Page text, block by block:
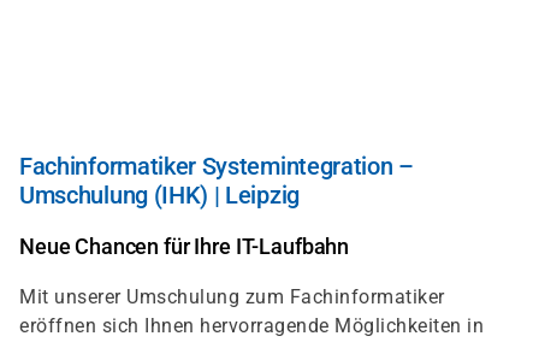
Fachinformatiker Systemintegration –
Umschulung (IHK) | Leipzig
Neue Chancen für Ihre IT-Laufbahn
Mit unserer Umschulung zum Fachinformatiker
eröffnen sich Ihnen hervorragende Möglichkeiten in